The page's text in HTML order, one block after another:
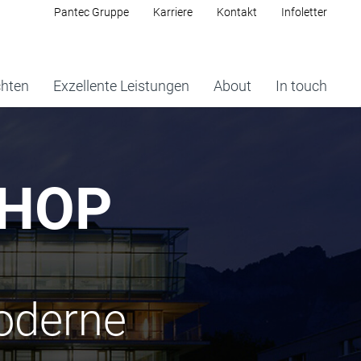
Pantec Gruppe Karriere Kontakt Infoletter
Exzellente Leistungen About In touch